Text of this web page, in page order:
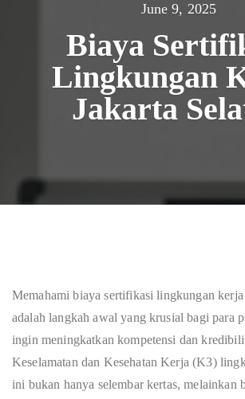
June 9, 2025
Biaya
Lingkungan
Jakarta
Memahami biaya sertifikasi lingkungan kerja
adalah langkah awal yang krusial bagi para
ingin meningkatkan kompetensi dan
Keselamatan dan Kesehatan Kerja (K3)
ini bukan hanya selembar kertas, melainkan